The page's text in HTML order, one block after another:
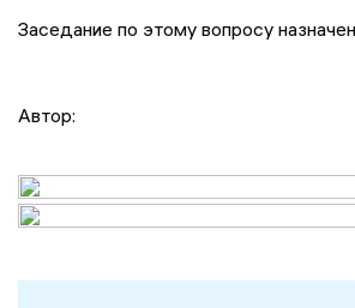
Заседание по этому вопросу
Автор: